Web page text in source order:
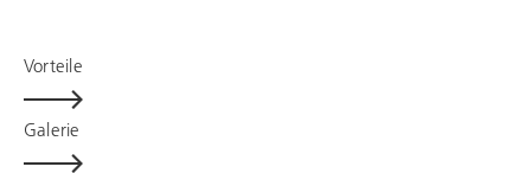
Vorteile
Galerie